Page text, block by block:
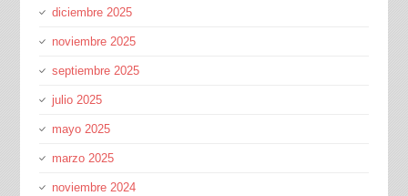
diciembre 2025
noviembre 2025
septiembre 2025
julio 2025
mayo 2025
marzo 2025
noviembre 2024